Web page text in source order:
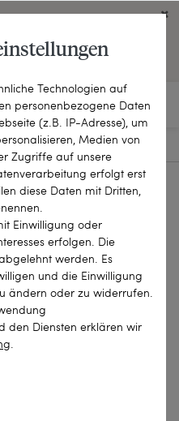
WEBSITE
26-0396
Technologien auf
personenbezogene Daten
(z.B. IP-Adresse), um
Medien von
Zugriffe auf unsere
erfolgt erst
diese Daten mit Dritten,
Einwilligung oder
erfolgen. Die
werden. Es
und die Einwilligung
ändern oder zu widerrufen.
den Diensten erklären wir
.